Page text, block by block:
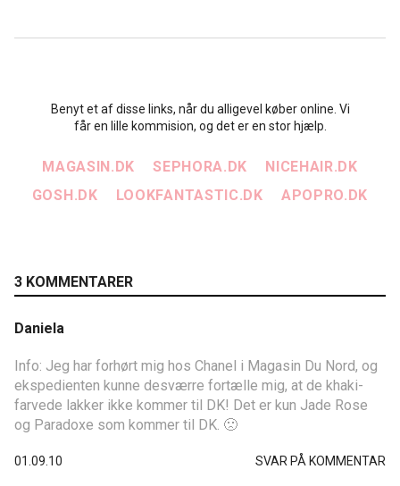
Benyt et af disse links, når du alligevel køber online. Vi
får en lille kommision, og det er en stor hjælp.
MAGASIN.DK SEPHORA.DK
NICEHAIR.DK
GOSH.DK
LOOKFANTASTIC.DK APOPRO.DK
3 KOMMENTARER
Daniela
Info: Jeg har forhørt mig hos Chanel i Magasin Du Nord, og
ekspedienten kunne desværre fortælle mig, at de khaki-
farvede lakker ikke kommer til DK! Det er kun Jade Rose
og Paradoxe som kommer til DK. 🙁
01.09.10 SVAR PÅ KOMMENTAR